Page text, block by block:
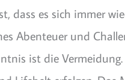
dass es sich immer
Abenteuer und
ist die